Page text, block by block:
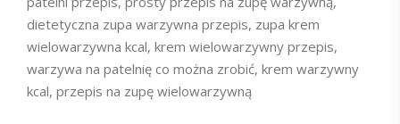
dietetyczna zupa warzywna przepis, zupa krem
wielowarzywna kcal, krem wielowarzywny przepis,
warzywa na patelnię co można zrobić, krem warzywny
kcal, przepis na zupę wielowarzywną